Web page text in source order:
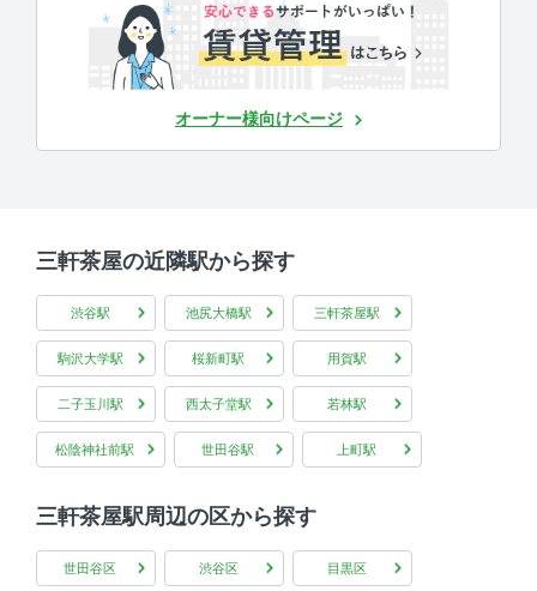
オーナー様向けページ
三軒茶屋の近隣駅から探す
渋谷駅 池尻大橋駅 三軒茶屋駅
駒沢大学駅 桜新町駅 用賀駅
二子玉川駅 西太子堂駅 若林駅
松陰神社前駅 世田谷駅 上町駅
三軒茶屋駅周辺の区から探す
世田谷区 渋谷区 目黒区